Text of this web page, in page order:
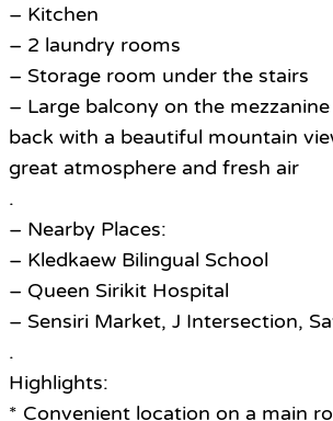
– Kitchen
– 2 laundry rooms
– Storage room under the stairs
– Large balcony on the
back with a beautiful mountain
great atmosphere and fresh air
.
– Nearby Places:
– Kledkaew Bilingual School
– Queen Sirikit Hospital
– Sensiri Market, J Intersection,
.
Highlights:
* Convenient location on a main